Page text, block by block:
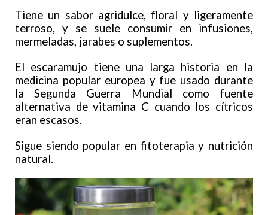
Tiene un sabor agridulce, floral y ligeramente
terroso, y se suele consumir en infusiones,
mermeladas, jarabes o suplementos.
El escaramujo tiene una larga historia en la
medicina popular europea y fue usado durante
la Segunda Guerra Mundial como fuente
alternativa de vitamina C cuando los cítricos
eran escasos.
Sigue siendo popular en fitoterapia y nutrición
natural.